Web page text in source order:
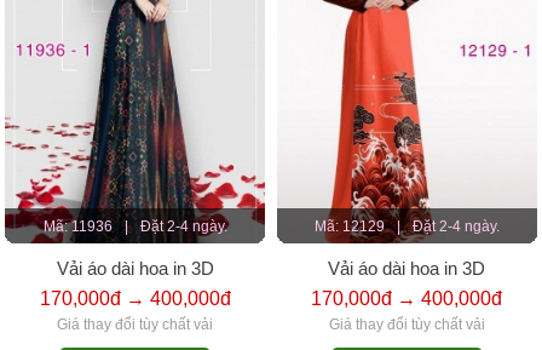
Mã: 11936 | Đặt 2-4 ngày.
Vải áo dài hoa in 3D
170,000đ → 400,000đ
Giá thay đổi tùy chất vải
Mã: 12129 | Đặt 2-4 ngày.
Vải áo dài hoa in 3D
170,000đ → 400,000đ
Giá thay đổi tùy chất vải